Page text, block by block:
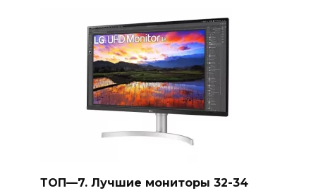
ТОП—7. Лучшие мониторы 32-34